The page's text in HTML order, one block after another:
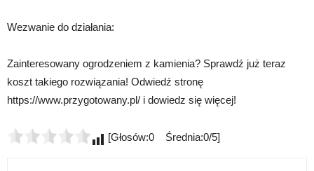
Wezwanie do działania:
Zainteresowany ogrodzeniem z kamienia? Sprawdź już teraz
koszt takiego rozwiązania! Odwiedź stronę
https://www.przygotowany.pl/ i dowiedz się więcej!
[Głosów:0 Średnia:0/5]